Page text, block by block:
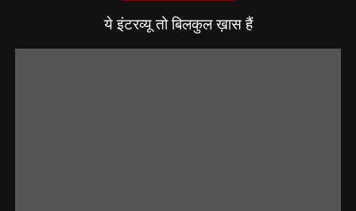
ये इंटरव्यू तो बिलकुल ख़ास हैं